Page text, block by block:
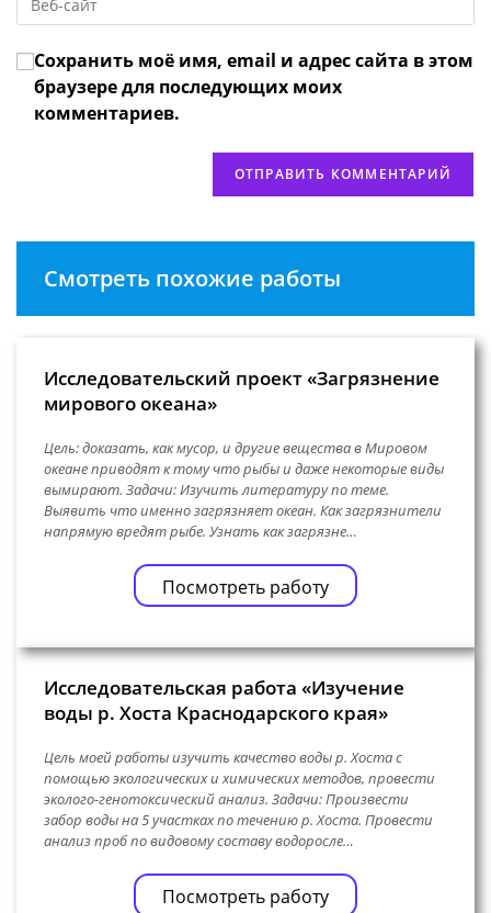
прокомментировать
чтобы
URL
веб-
сайта
(необязательно)
Сохранить моё имя, email и адрес сайта в этом
браузере для последующих моих
комментариев.
Смотреть похожие работы
Исследовательский проект «Загрязнение
мирового океана»
Цель: доказать, как мусор, и другие вещества в Мировом
океане приводят к тому что рыбы и даже некоторые виды
вымирают. Задачи: Изучить литературу по теме.
Выявить что именно загрязняет океан. Как загрязнители
напрямую вредят рыбе. Узнать как загрязне…
Посмотреть работу
Исследовательская работа «Изучение
воды р. Хоста Краснодарского края»
Цель моей работы изучить качество воды р. Хоста с
помощью экологических и химических методов, провести
эколого-генотоксический анализ. Задачи: Произвести
забор воды на 5 участках по течению р. Хоста. Провести
анализ проб по видовому составу водоросле…
Посмотреть работу